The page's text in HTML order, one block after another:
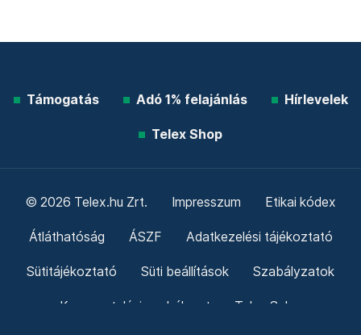
Támogatás Adó 1% felajánlás Hírlevelek
Telex Shop
© 2026 Telex.hu Zrt. Impresszum Etikai kódex
Átláthatóság ÁSZF Adatkezelési tájékoztató
Sütitájékoztató Süti beállítások Szabályzatok
Kommentelési szabályzat Telex Sales